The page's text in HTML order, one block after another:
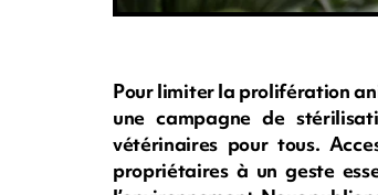
Pour limiter la prolifération
une campagne de
vétérinaires pour tous.
propriétaires à un geste